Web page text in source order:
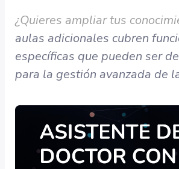
¿Quieres ampliar tus
aulas adicionales cubren
específicas que pueden ser
para la gestión avanzada de